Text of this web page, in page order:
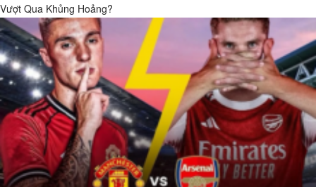
Vượt Qua Khủng Hoảng?